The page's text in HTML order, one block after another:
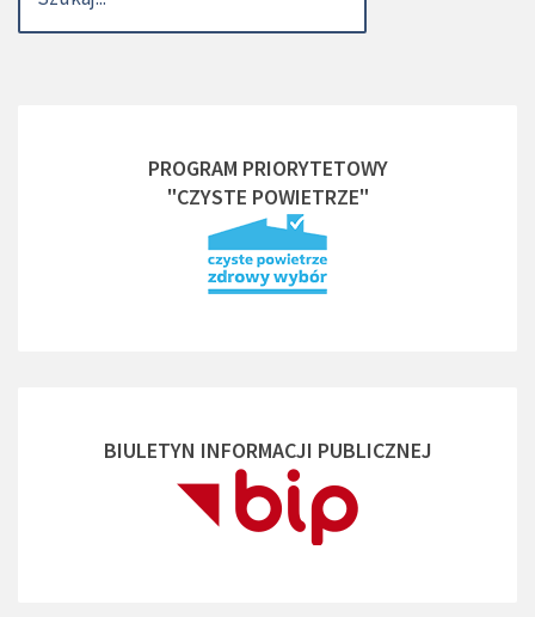
PROGRAM PRIORYTETOWY
"CZYSTE POWIETRZE"
BIULETYN INFORMACJI PUBLICZNEJ